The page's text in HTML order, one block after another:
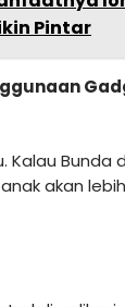
Pintar
Kalau Bunda
akan